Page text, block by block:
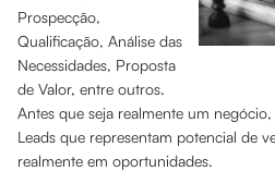
Prospecção,
Qualificação, Análise das
Necessidades, Proposta
de Valor, entre outros.
Antes que seja realmente um
Leads que representam potencial de
realmente em oportunidades.